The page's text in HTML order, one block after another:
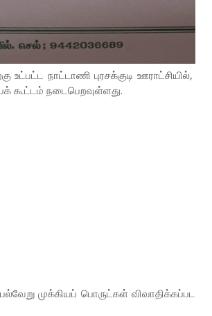
நாட்டாணி புரசக்குடி ஊராட்சியில்,
கூட்டம் நடைபெறவுள்ளது.
முக்கியப் பொருட்கள் விவாதிக்கப்பட